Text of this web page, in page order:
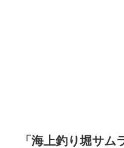
「海上釣り堀サム